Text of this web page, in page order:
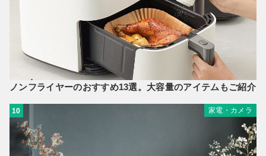
ノンフライヤーのおすすめ13選。大容量のアイテムもご紹介
10 家電・カメラ